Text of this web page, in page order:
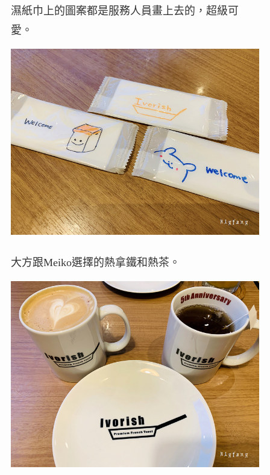
濕紙巾上的圖案都是服務人員畫上去的，超級可
愛。
大方跟Meiko選擇的熱拿鐵和熱茶。